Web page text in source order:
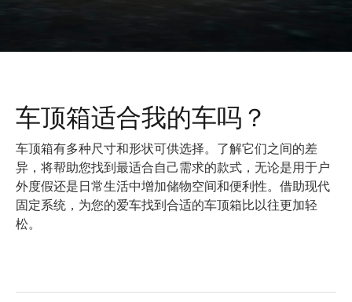
车顶箱适合我的车吗？
车顶箱有多种尺寸和形状可供选择。了解它们之间的差
异，将帮助您找到最适合自己需求的款式，无论是用于户
外度假还是日常生活中增加储物空间和便利性。借助现代
固定系统，为您的爱车找到合适的车顶箱比以往更加轻
松。